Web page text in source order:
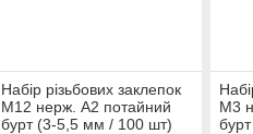
Набір різьбових заклепок
М12 нерж. А2 потайний
бурт (3-5,5 мм / 100 шт)
M3